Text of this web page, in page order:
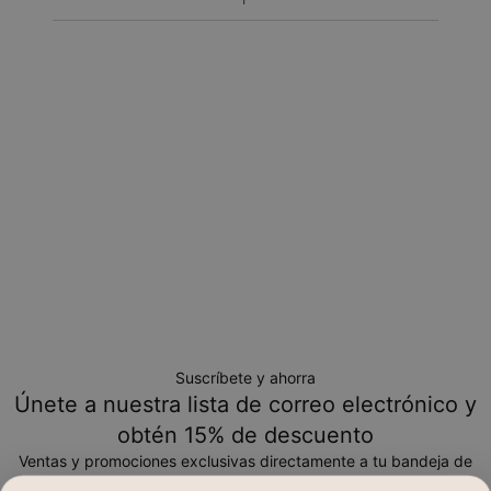
Suscríbete y ahorra
Únete a nuestra lista de correo electrónico y
obtén 15% de descuento
Ventas y promociones exclusivas directamente a tu bandeja de